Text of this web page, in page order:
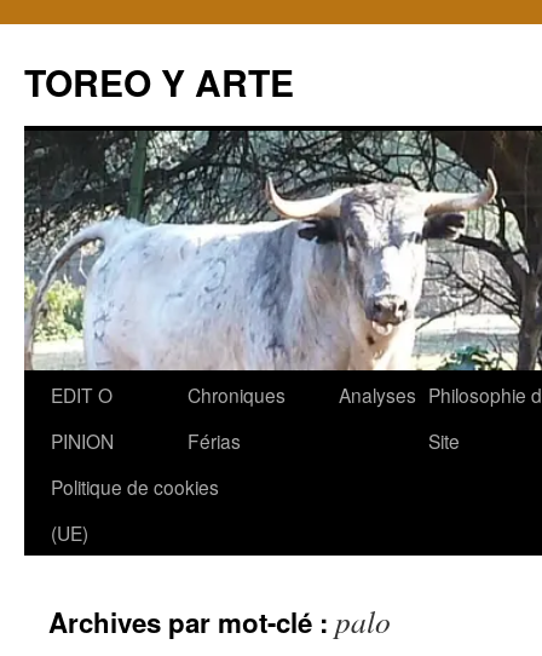
TOREO Y ARTE
Aller
contenu
EDIT O
PINION
Chroniques
Férias
Analyses Philosophie
Site
Politique de cookies
(UE)
Archives par mot-clé : palo